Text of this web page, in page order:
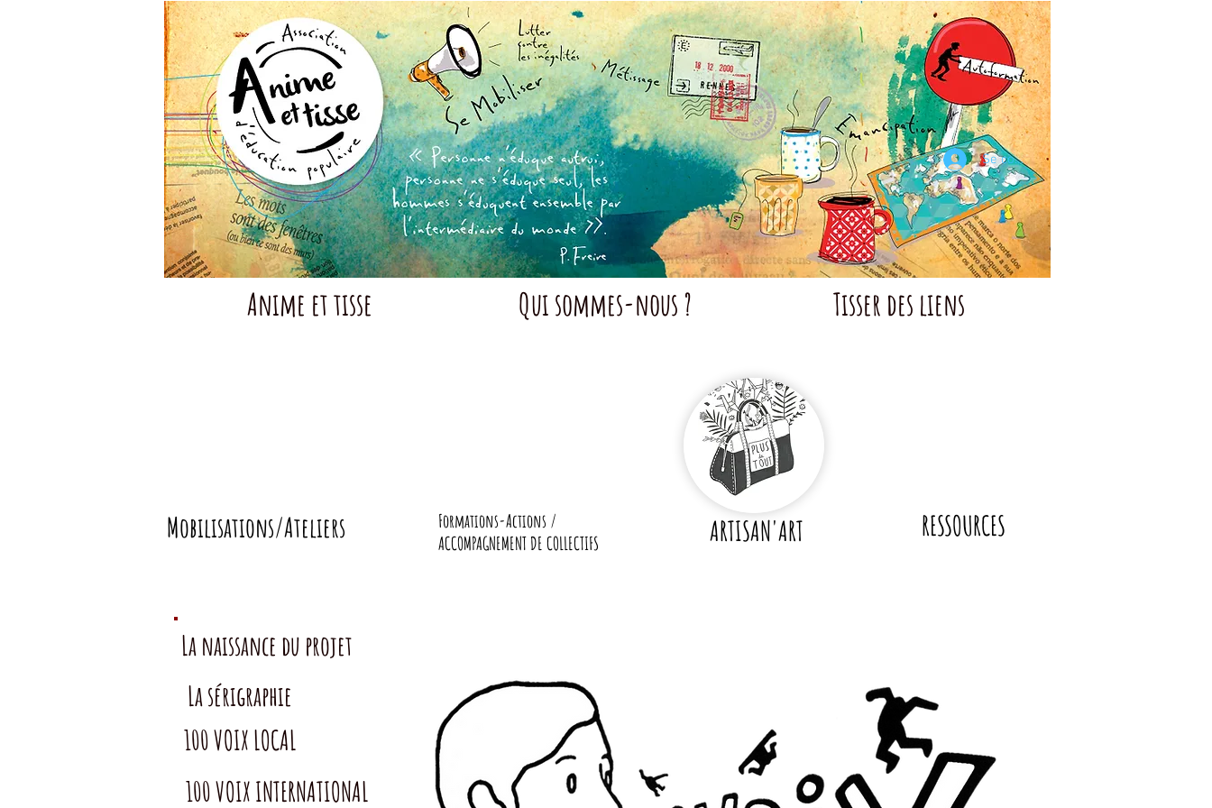
Se connecter
Anime et tisse Qui sommes-nous ? Tisser des liens
Mobilisations/Ateliers
Formations-Actions /
ACCOMPAGNEMENT DE COLLECTIFS
ARTISAN'ART RESSOURCES
La naissance du projet
La sérigraphie
100 VOIX LOCAL
100 VOIX INTERNATIONAL